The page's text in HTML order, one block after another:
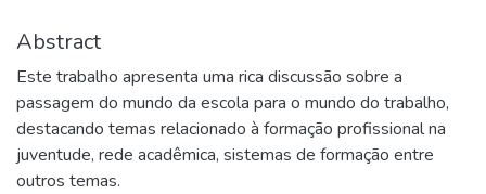
Abstract
Este trabalho apresenta uma rica discussão sobre a
passagem do mundo da escola para o mundo do trabalho,
destacando temas relacionado à formação profissional na
juventude, rede acadêmica, sistemas de formação entre
outros temas.